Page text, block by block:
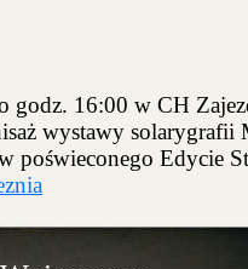
godz. 16:00 w CH
wystawy solarygrafii
poświeconego Edycie